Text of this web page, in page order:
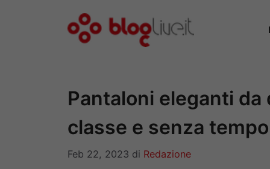
Pantaloni eleganti
classe e senza tempo
Feb 22, 2023 di Redazione